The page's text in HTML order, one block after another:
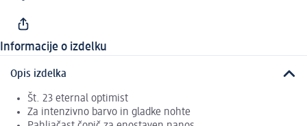
Informacije o izdelku
Opis izdelka
Št. 23 eternal optimist
Za intenzivno barvo in gladke nohte